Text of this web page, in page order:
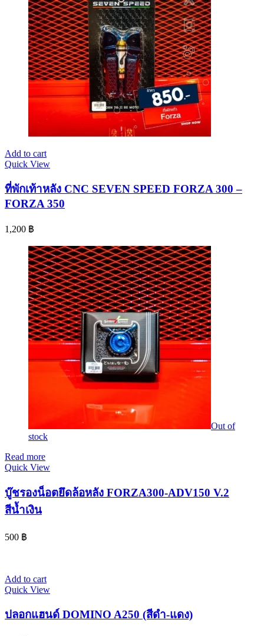
Add to cart
Quick View
ที่พักเท้าหลัง CNC SEVEN SPEED FORZA 300 –
FORZA 350
1,200 ฿
Out of
stock
Read more
Quick View
บู๊ชรองน็อตยึดล้อหลัง FORZA300-ADV150 V.2
สีน้ำเงิน
500 ฿
Add to cart
Quick View
ปลอกแฮนด์ DOMINO A250 (สีดำ-แดง)